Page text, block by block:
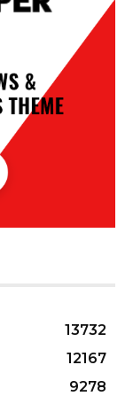
13732
12167
9278